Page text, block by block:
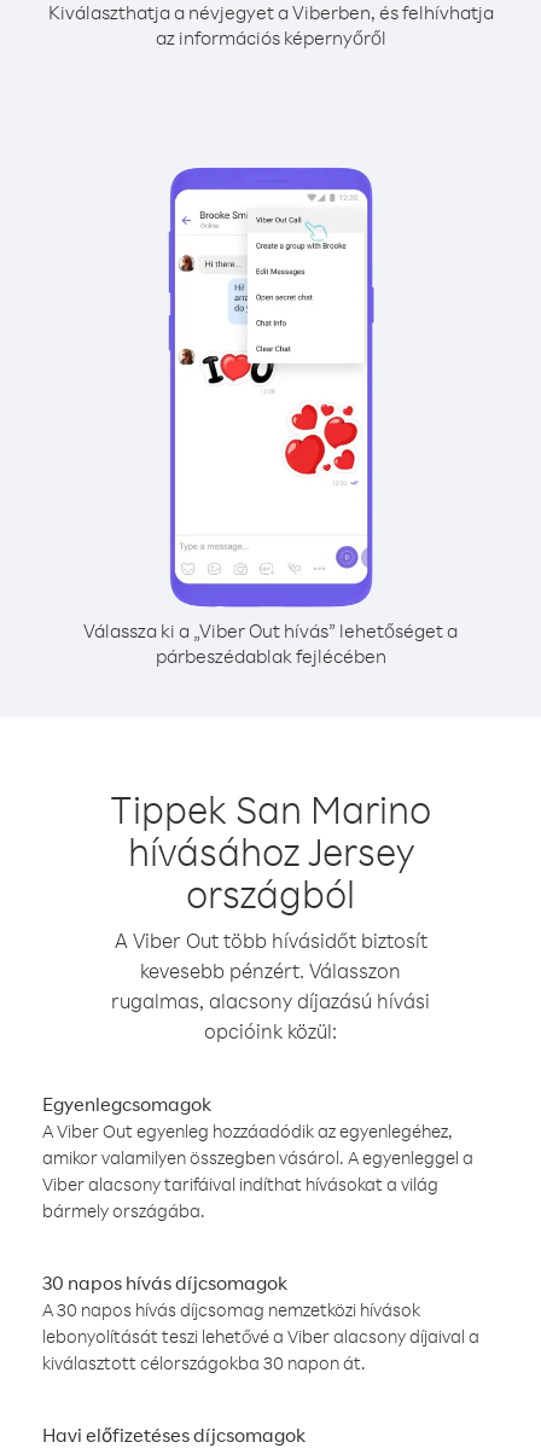
Kiválaszthatja a névjegyet a Viberben, és felhívhatja
az információs képernyőről
Válassza ki a „Viber Out hívás” lehetőséget a
párbeszédablak fejlécében
Tippek San Marino
hívásához Jersey
országból
A Viber Out több hívásidőt biztosít
kevesebb pénzért. Válasszon
rugalmas, alacsony díjazású hívási
opcióink közül:
Egyenlegcsomagok
A Viber Out egyenleg hozzáadódik az egyenlegéhez,
amikor valamilyen összegben vásárol. A egyenleggel a
Viber alacsony tarifáival indíthat hívásokat a világ
bármely országába.
30 napos hívás díjcsomagok
A 30 napos hívás díjcsomag nemzetközi hívások
lebonyolítását teszi lehetővé a Viber alacsony díjaival a
kiválasztott célországokba 30 napon át.
Havi előfizetéses díjcsomagok